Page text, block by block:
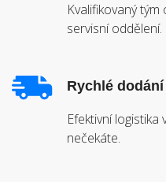
Kvalifikovaný
servisní oddělení.
Rychlé dodání
Efektivní
nečekáte.